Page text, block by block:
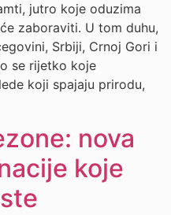
jutro koje oduzima
zaboraviti. U tom duhu,
Srbiji, Crnoj Gori i
se rijetko koje
koji spajaju prirodu,
nova
koje